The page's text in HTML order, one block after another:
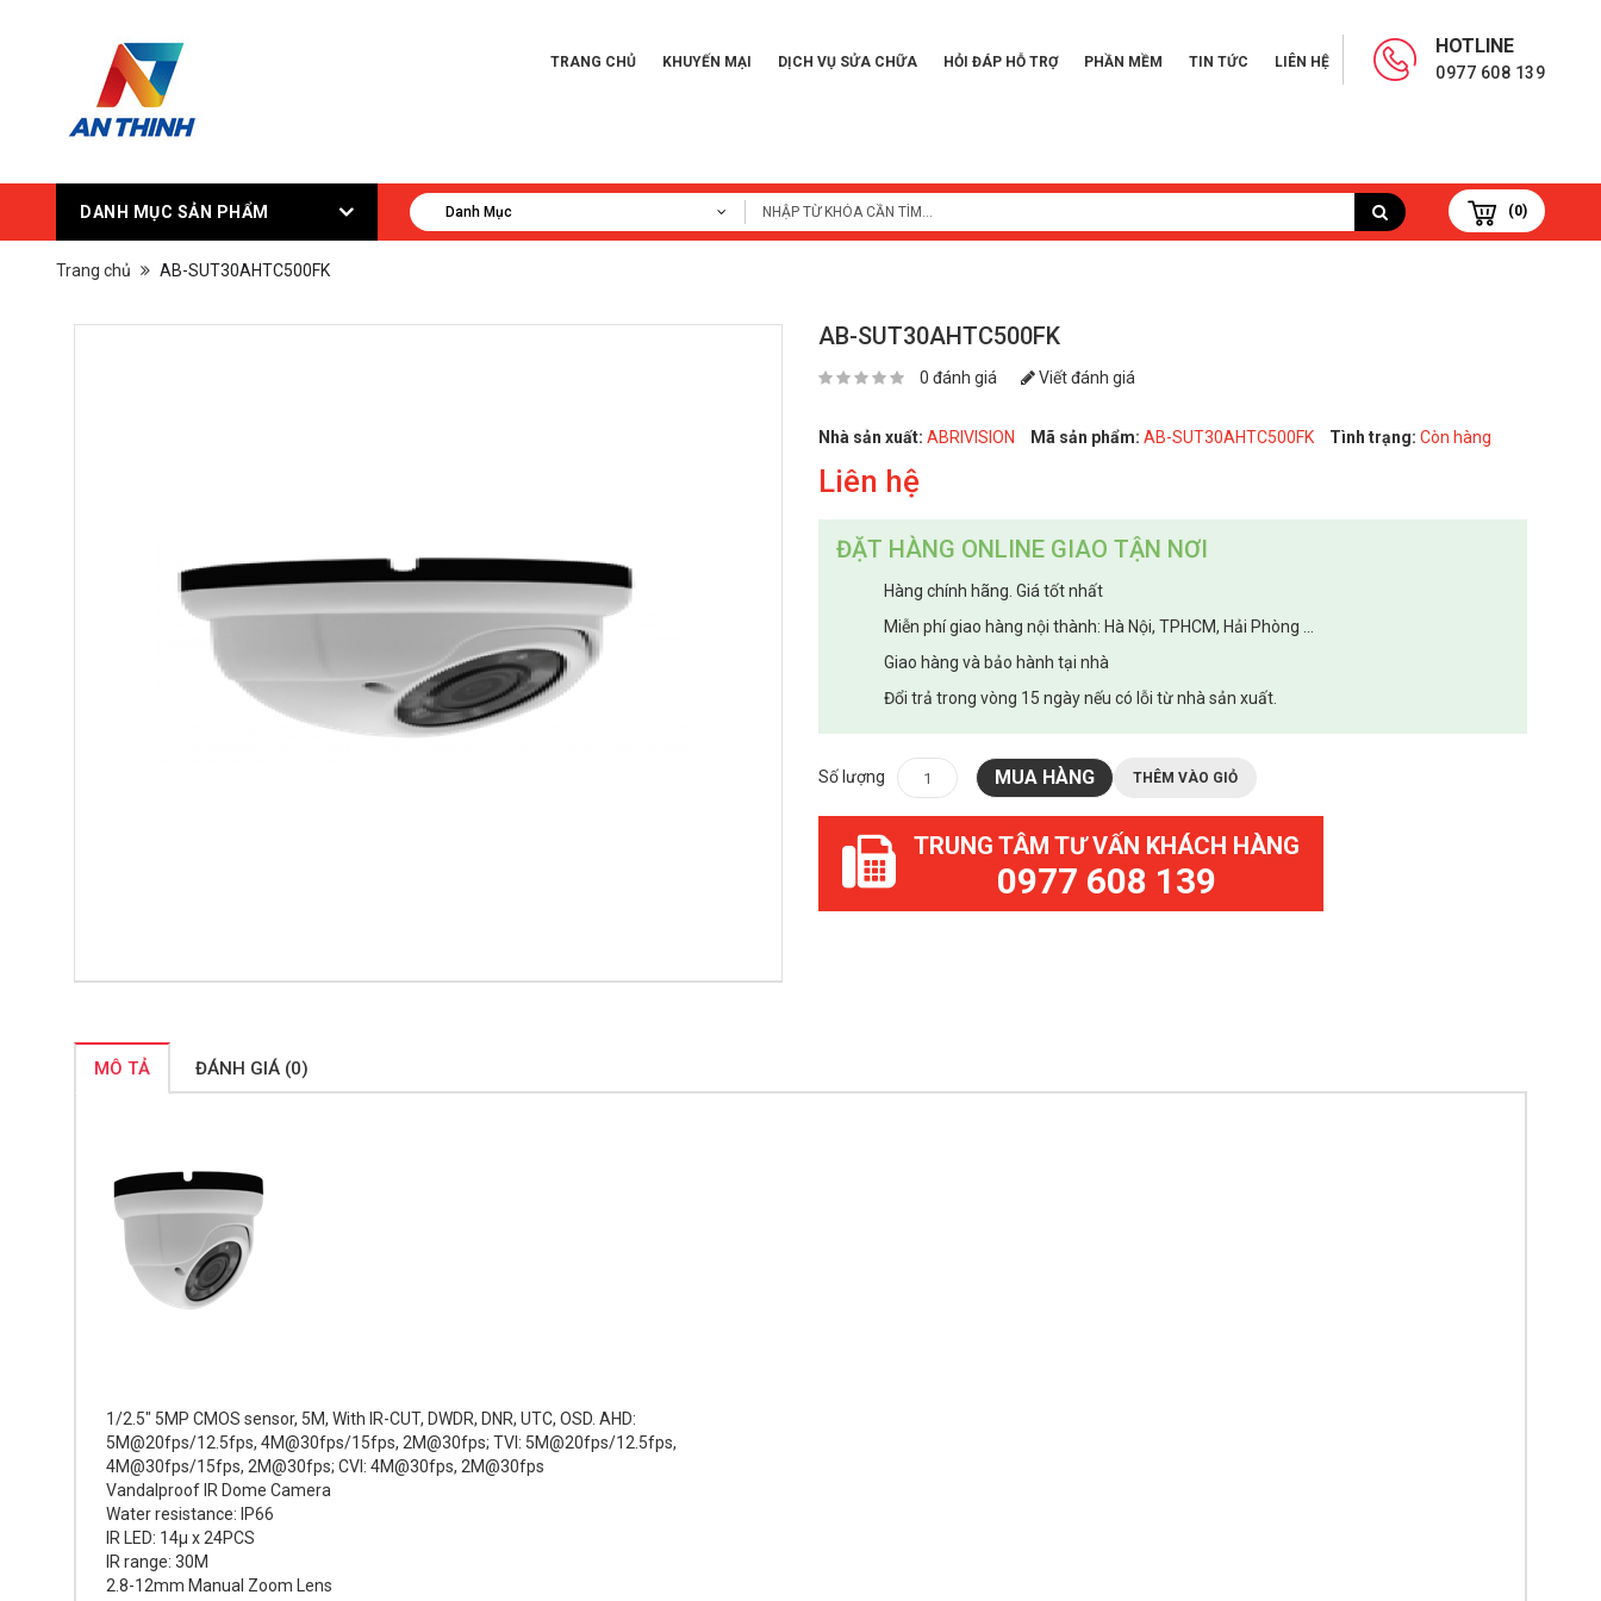
HOTLINE
0977 608 139
TRANG CHỦ KHUYẾN MẠI DỊCH VỤ SỬA CHỮA HỎI ĐÁP HỖ TRỢ PHẦN MỀM TIN TỨC LIÊN HỆ
DANH MỤC SẢN PHẨM Danh Mục (0)
Trang chủ AB-SUT30AHTC500FK
AB-SUT30AHTC500FK
0 đánh giá Viết đánh giá
Nhà sản xuất: ABRIVISION Mã sản phẩm: AB-SUT30AHTC500FK Tình trạng: Còn hàng
Liên hệ
ĐẶT HÀNG ONLINE GIAO TẬN NƠI
Hàng chính hãng. Giá tốt nhất
Miễn phí giao hàng nội thành: Hà Nội, TPHCM, Hải Phòng ...
Giao hàng và bảo hành tại nhà
Đổi trả trong vòng 15 ngày nếu có lỗi từ nhà sản xuất.
Số lượng MUA HÀNG THÊM VÀO GIỎ
TRUNG TÂM TƯ VẤN KHÁCH HÀNG
0977 608 139
MÔ TẢ ĐÁNH GIÁ (0)
1/2.5" 5MP CMOS sensor, 5M, With IR-CUT, DWDR, DNR, UTC, OSD. AHD:
5M@20fps/12.5fps, 4M@30fps/15fps, 2M@30fps; TVI: 5M@20fps/12.5fps,
4M@30fps/15fps, 2M@30fps; CVI: 4M@30fps, 2M@30fps
Vandalproof IR Dome Camera
Water resistance: IP66
IR LED: 14µ x 24PCS
IR range: 30M
2.8-12mm Manual Zoom Lens